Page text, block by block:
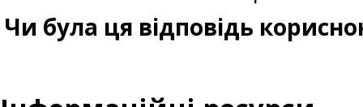
Чи була ця відповідь